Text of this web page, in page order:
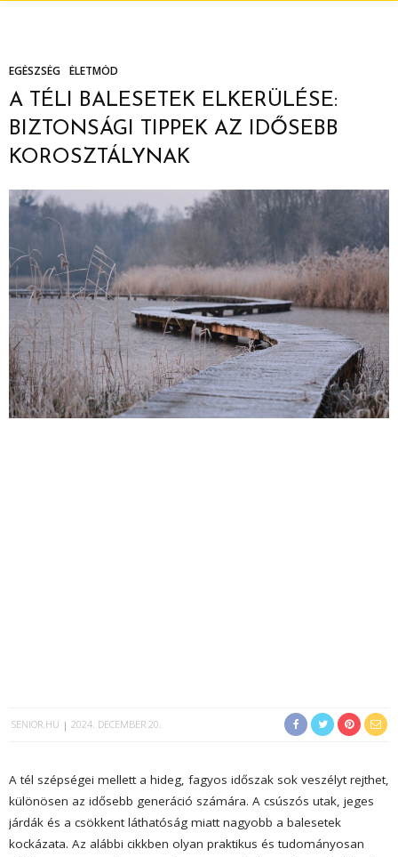
EGÉSZSÉG ÉLETMÓD
A TÉLI BALESETEK ELKERÜLÉSE:
BIZTONSÁGI TIPPEK AZ IDŐSEBB
KOROSZTÁLYNAK
SENIOR.HU 2024. DECEMBER 20.
A tél szépségei mellett a hideg, fagyos időszak sok veszélyt rejthet,
különösen az idősebb generáció számára. A csúszós utak, jeges
járdák és a csökkent láthatóság miatt nagyobb a balesetek
kockázata. Az alábbi cikkben olyan praktikus és tudományosan